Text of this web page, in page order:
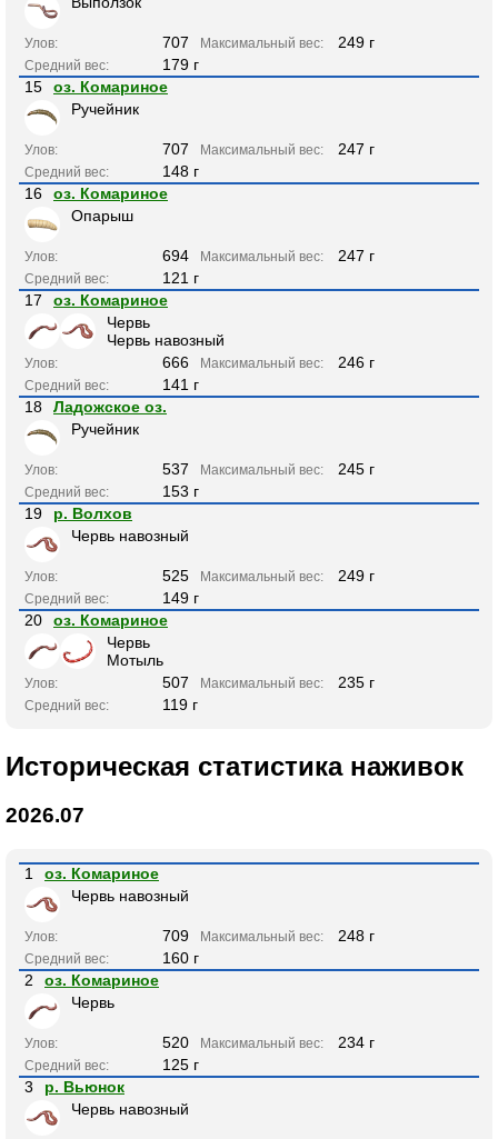
Улов: 707 Максимальный вес: 249 г
Средний вес:
179 г
15
оз. Комариное
Ручейник
Улов: 707 Максимальный вес: 247 г
Средний вес:
148 г
16
оз. Комариное
Опарыш
Улов: 694 Максимальный вес: 247 г
Средний вес:
121 г
17
оз. Комариное
Червь
Червь навозный
Улов: 666 Максимальный вес: 246 г
Средний вес:
141 г
18
Ладожское оз.
Ручейник
Улов: 537 Максимальный вес: 245 г
Средний вес:
153 г
19
р. Волхов
Червь навозный
Улов: 525 Максимальный вес: 249 г
Средний вес:
149 г
20
оз. Комариное
Червь
Мотыль
Улов: 507 Максимальный вес: 235 г
Средний вес: 119 г
Историческая статистика наживок
2026.07
1
оз. Комариное
Червь навозный
Улов: 709 Максимальный вес: 248 г
Средний вес:
160 г
2
оз. Комариное
Червь
Улов: 520 Максимальный вес: 234 г
Средний вес:
125 г
3
р. Вьюнок
Червь навозный